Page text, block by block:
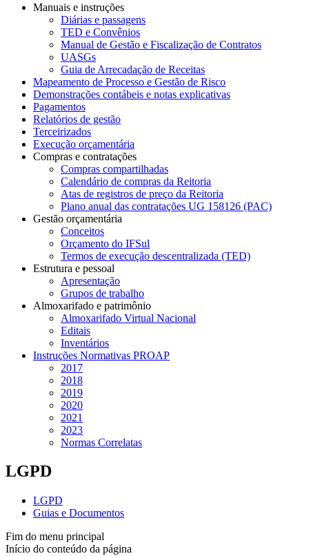
Manuais e instruções
Diárias e passagens
TED e Convênios
Manual de Gestão e Fiscalização de Contratos
UASGs
Guia de Arrecadação de Receitas
Mapeamento de Processo e Gestão de Risco
Demonstrações contábeis e notas explicativas
Pagamentos
Relatórios de gestão
Terceirizados
Execução orçamentária
Compras e contratações
Compras compartilhadas
Calendário de compras da Reitoria
Atas de registros de preço da Reitoria
Plano anual das contratações UG 158126 (PAC)
Gestão orçamentária
Conceitos
Orçamento do IFSul
Termos de execução descentralizada (TED)
Estrutura e pessoal
Apresentação
Grupos de trabalho
Almoxarifado e patrimônio
Almoxarifado Virtual Nacional
Editais
Inventários
Instruções Normativas PROAP
2017
2018
2019
2020
2021
2023
Normas Correlatas
LGPD
LGPD
Guias e Documentos
Fim do menu principal
Início do conteúdo da página